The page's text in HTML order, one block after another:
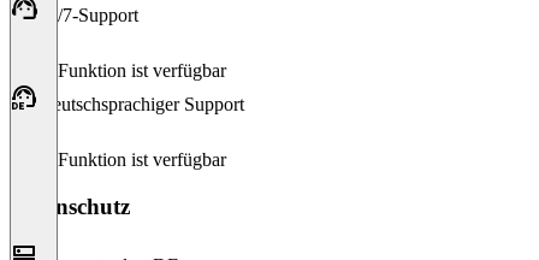
24/7-Support
Diese Funktion ist verfügbar
Deutschsprachiger Support
Diese Funktion ist verfügbar
Datenschutz